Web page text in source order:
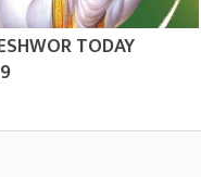
TODAY